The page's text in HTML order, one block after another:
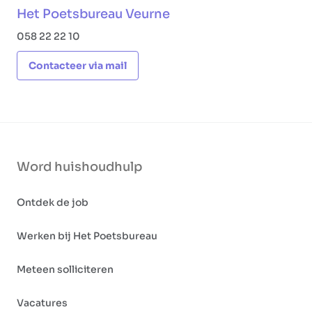
Het Poetsbureau Veurne
058 22 22 10
Contacteer via mail
Word huishoudhulp
Ontdek de job
Werken bij Het Poetsbureau
Meteen solliciteren
Vacatures